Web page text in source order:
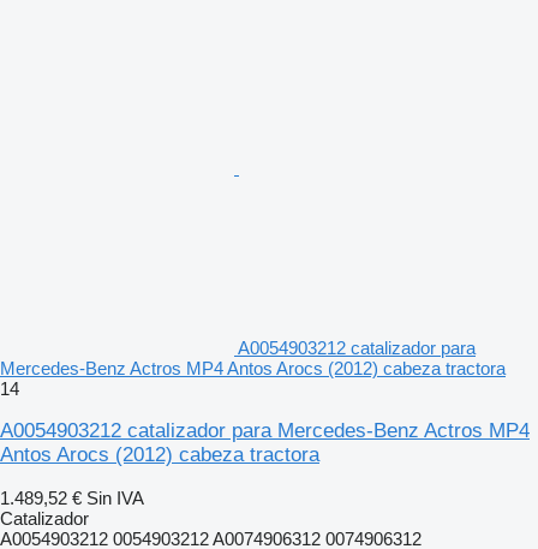
A0054903212 catalizador para
Mercedes-Benz Actros MP4 Antos Arocs (2012) cabeza tractora
14
A0054903212 catalizador para Mercedes-Benz Actros MP4
Antos Arocs (2012) cabeza tractora
1.489,52 € Sin IVA
Catalizador
A0054903212 0054903212 A0074906312 0074906312